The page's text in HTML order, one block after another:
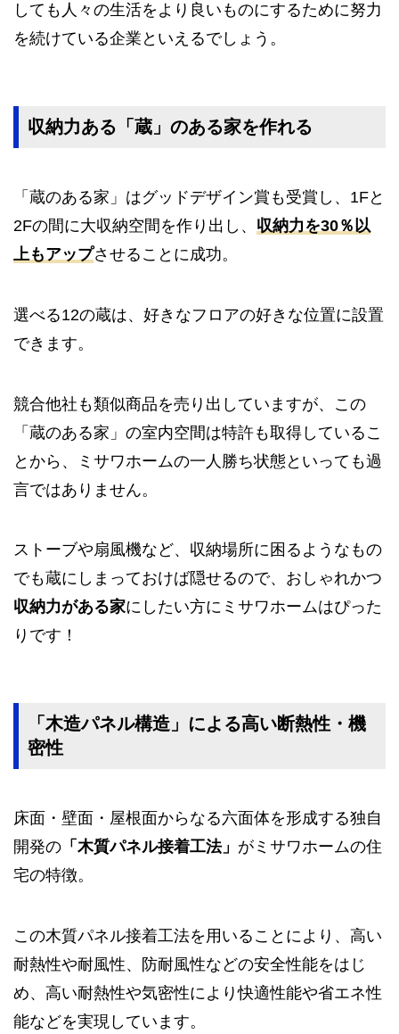
しても人々の生活をより良いものにするために努力
を続けている企業といえるでしょう。
収納力ある「蔵」のある家を作れる
「蔵のある家」はグッドデザイン賞も受賞し、1Fと
2Fの間に大収納空間を作り出し、 収納力を30％以
上もアップさせることに成功。
選べる12の蔵は、好きなフロアの好きな位置に設置
できます。
競合他社も類似商品を売り出していますが、この
「蔵のある家」の室内空間は特許も取得しているこ
とから、ミサワホームの一人勝ち状態といっても過
言ではありません。
ストーブや扇風機など、収納場所に困るようなもの
でも蔵にしまっておけば隠せるので、おしゃれかつ
収納力がある家にしたい方にミサワホームはぴった
りです！
「木造パネル構造」による高い断熱性・機
密性
床面・壁面・屋根面からなる六面体を形成する独自
開発の 「木質パネル接着工法」 がミサワホームの住
宅の特徴。
この木質パネル接着工法を用いることにより、高い
耐熱性や耐風性、防耐風性などの安全性能をはじ
め、高い耐熱性や気密性により快適性能や省エネ性
能などを実現しています。